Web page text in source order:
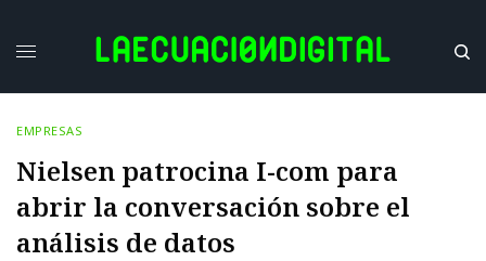
EMPRESAS
Nielsen patrocina I-com para
abrir la conversación sobre el
análisis de datos